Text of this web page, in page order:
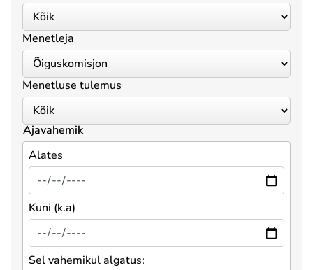
Menetleja
Menetluse tulemus
Ajavahemik
Alates
Kuni (k.a)
Sel vahemikul algatus: